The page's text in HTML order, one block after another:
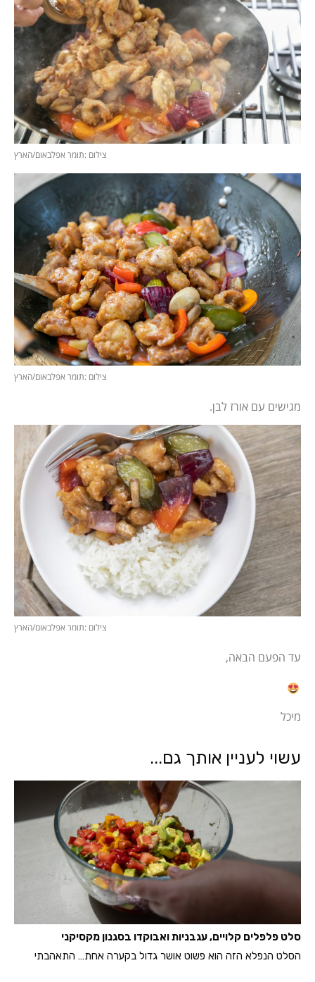
צילום :תומר אפלבאום/הארץ
צילום :תומר אפלבאום/הארץ
מגישים עם אורז לבן.
צילום :תומר אפלבאום/הארץ
עד הפעם הבאה,
מיכל
עשוי לעניין אותך גם...
סלט פלפלים קלויים, עגבניות ואבוקדו בסגנון מקסיקני
הסלט הנפלא הזה הוא פשוט אושר גדול בקערה אחת… התאהבתי